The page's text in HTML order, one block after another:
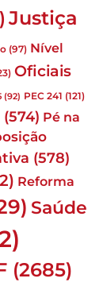
Justiça
(97) Nível
Oficiais
(92) PEC 241 (121)
(574) Pé na
(578)
Reforma
Saúde
(2685)